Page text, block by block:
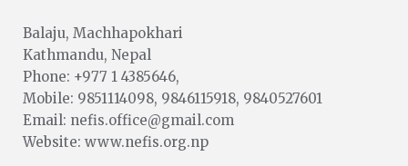
Balaju, Machhapokhari
Kathmandu, Nepal
Phone: +977 1 4385646,
Mobile: 9851114098, 9846115918, 9840527601
Email: nefis.office@gmail.com
Website: www.nefis.org.np